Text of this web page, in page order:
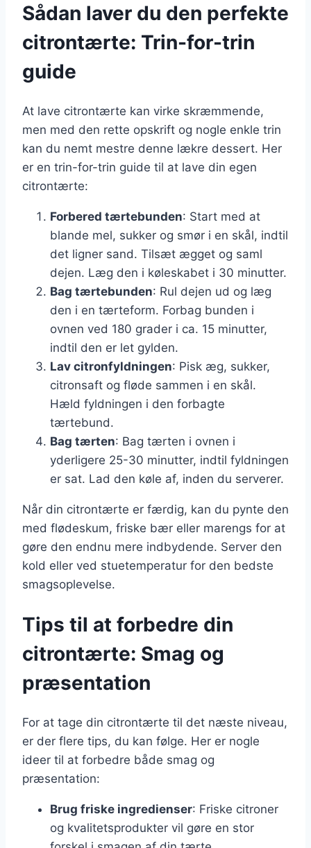
Sådan laver du den perfekte
citrontærte: Trin-for-trin
guide
At lave citrontærte kan virke skræmmende,
men med den rette opskrift og nogle enkle trin
kan du nemt mestre denne lækre dessert. Her
er en trin-for-trin guide til at lave din egen
citrontærte:
Forbered tærtebunden: Start med at
blande mel, sukker og smør i en skål, indtil
det ligner sand. Tilsæt ægget og saml
dejen. Læg den i køleskabet i 30 minutter.
Bag tærtebunden: Rul dejen ud og læg
den i en tærteform. Forbag bunden i
ovnen ved 180 grader i ca. 15 minutter,
indtil den er let gylden.
Lav citronfyldningen: Pisk æg, sukker,
citronsaft og fløde sammen i en skål.
Hæld fyldningen i den forbagte
tærtebund.
Bag tærten: Bag tærten i ovnen i
yderligere 25-30 minutter, indtil fyldningen
er sat. Lad den køle af, inden du serverer.
Når din citrontærte er færdig, kan du pynte den
med flødeskum, friske bær eller marengs for at
gøre den endnu mere indbydende. Server den
kold eller ved stuetemperatur for den bedste
smagsoplevelse.
Tips til at forbedre din
citrontærte: Smag og
præsentation
For at tage din citrontærte til det næste niveau,
er der flere tips, du kan følge. Her er nogle
ideer til at forbedre både smag og
præsentation:
Brug friske ingredienser: Friske citroner
og kvalitetsprodukter vil gøre en stor